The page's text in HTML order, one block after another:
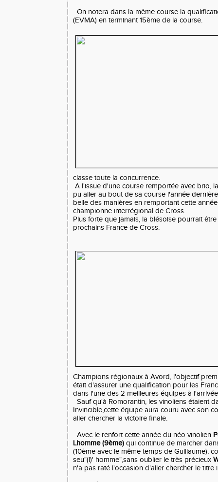
On notera dans la même course la
(EVMA) en terminant 15ème de la course.
classe toute la concurrence.
A l'issue d'une course remportée avec brio,
pu aller au bout de sa course l'année
belle des manières en remportant cette
championne interrégional de Cross.
Plus forte que jamais, la blésoise pourrait
prochains France de Cross.
Champions régionaux à Avord, l'objectif
était d'assurer une qualification pour les
dans l'une des 2 meilleures équipes à
Sauf qu'à Romorantin, les vinoliens étaient
Invincible,cette équipe aura couru avec son
aller chercher la victoire finale.
Avec le renfort cette année du néo vinolien
Lhomme (9ème) qui continue de marcher
(10ème avec le même temps de Guillaume),
seu"(l)' homme",sans oublier le très précieux
n'a pas raté l'occasion d'aller chercher le titre